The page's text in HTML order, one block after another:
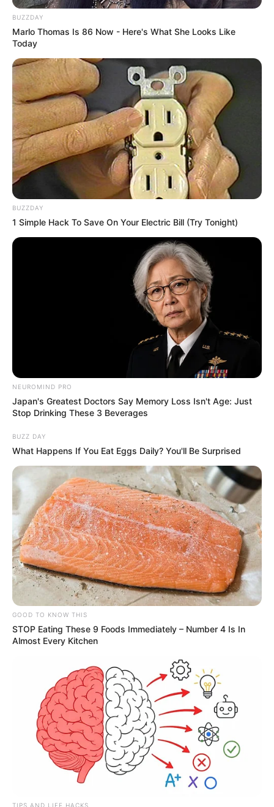
BUZZDAY
Marlo Thomas Is 86 Now - Here's What She Looks Like
Today
BUZZDAY
1 Simple Hack To Save On Your Electric Bill (Try Tonight)
NEUROMIND PRO
Japan's Greatest Doctors Say Memory Loss Isn't Age: Just
Stop Drinking These 3 Beverages
BUZZ DAY
What Happens If You Eat Eggs Daily? You'll Be Surprised
GOOD TO KNOW THIS
STOP Eating These 9 Foods Immediately – Number 4 Is In
Almost Every Kitchen
TIPS AND LIFE HACKS